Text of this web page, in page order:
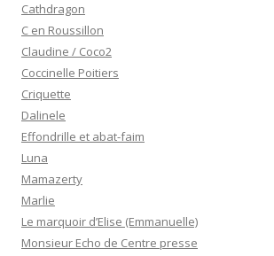
Cathdragon
C en Roussillon
Claudine / Coco2
Coccinelle Poitiers
Criquette
Dalinele
Effondrille et abat-faim
Luna
Mamazerty
Marlie
Le marquoir d’Elise (Emmanuelle)
Monsieur Echo de Centre presse